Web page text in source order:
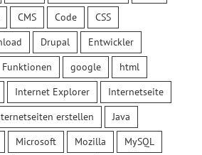
CMS Code
CSS
Drupal
Entwickler
Funktionen google
html
Internet Explorer
Internetseite
erstellen
Java
Microsoft Mozilla
MySQL